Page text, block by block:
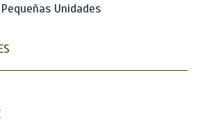
Unidades